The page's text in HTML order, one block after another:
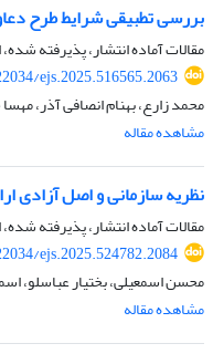
بررسی تطبیقی شرایط طرح
مقالات آماده انتشار، پذیرفته شده،
ejs.2025.516565.2063
محمد زارع، بهنام انصافی آذر،
مشاهده مقاله
نظریه سازمانی و اصل آزادی
مقالات آماده انتشار، پذیرفته شده،
ejs.2025.524782.2084
محسن اسمعیلی، بختیار عباسلو،
مشاهده مقاله